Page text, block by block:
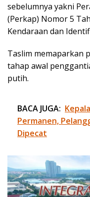
sebelumnya yakni
(Perkap) Nomor 5
Kendaraan dan
Taslim memaparkan
tahap awal
putih.
BACA JUGA:
Permanen,
Dipecat